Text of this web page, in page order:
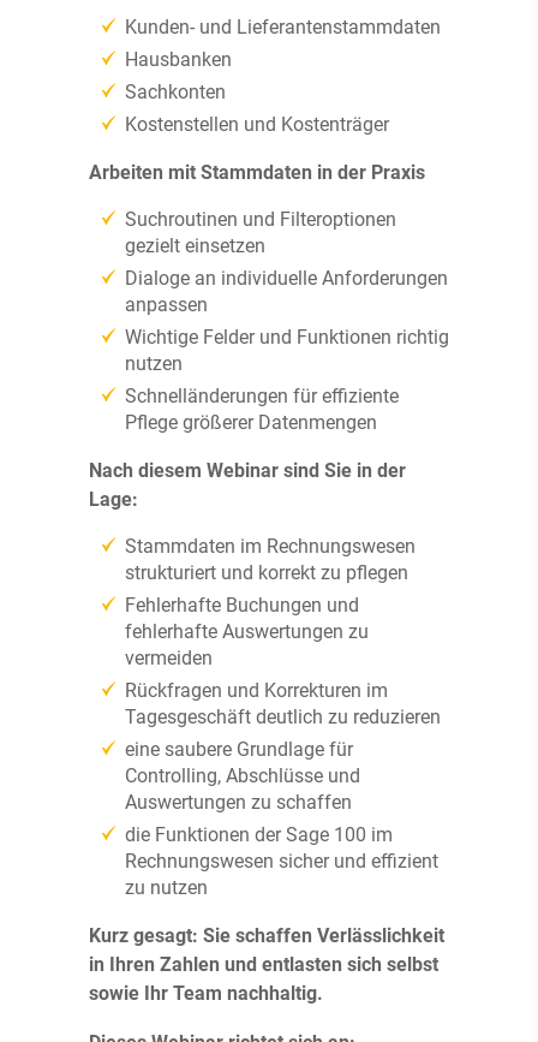
Kunden- und Lieferantenstammdaten
Hausbanken
Sachkonten
Kostenstellen und Kostenträger
Arbeiten mit Stammdaten in der Praxis
Suchroutinen und Filteroptionen
gezielt einsetzen
Dialoge an individuelle Anforderungen
anpassen
Wichtige Felder und Funktionen richtig
nutzen
Schnelländerungen für effiziente
Pflege größerer Datenmengen
Nach diesem Webinar sind Sie in der
Lage:
Stammdaten im Rechnungswesen
strukturiert und korrekt zu pflegen
Fehlerhafte Buchungen und
fehlerhafte Auswertungen zu
vermeiden
Rückfragen und Korrekturen im
Tagesgeschäft deutlich zu reduzieren
eine saubere Grundlage für
Controlling, Abschlüsse und
Auswertungen zu schaffen
die Funktionen der Sage 100 im
Rechnungswesen sicher und effizient
zu nutzen
Kurz gesagt: Sie schaffen Verlässlichkeit
in Ihren Zahlen und entlasten sich selbst
sowie Ihr Team nachhaltig.